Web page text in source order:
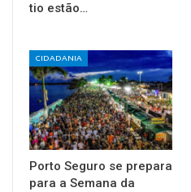
tio estão…
CIDADANIA
Porto Seguro se prepara
para a Semana da